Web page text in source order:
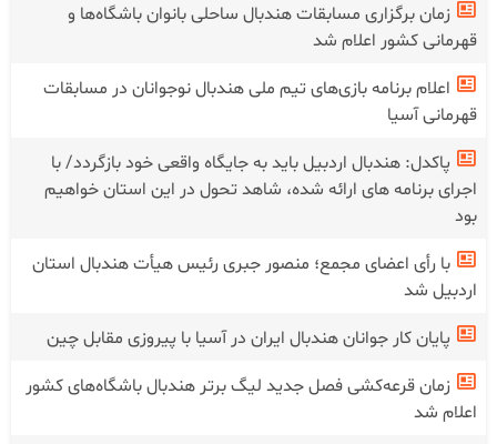
زمان برگزاری مسابقات هندبال ساحلی بانوان باشگاه‌ها و
قهرمانی کشور اعلام شد
اعلام برنامه بازی‌های تیم ملی هندبال نوجوانان در مسابقات
قهرمانی آسیا
پاکدل: هندبال اردبیل باید به جایگاه واقعی خود بازگردد/ با
اجرای برنامه های ارائه شده، شاهد تحول در این استان خواهیم
بود
با رأی اعضای مجمع؛ منصور جبری رئیس هیأت هندبال استان
اردبیل شد
پایان کار جوانان هندبال ایران در آسیا با پیروزی مقابل چین
زمان قرعه‌کشی فصل جدید لیگ برتر هندبال باشگاه‌های کشور
اعلام شد